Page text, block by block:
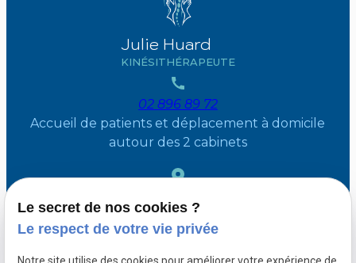
Julie Huard
KINÉSITHÉRAPEUTE
02 896 89 72
Accueil de patients et déplacement à domicile
autour des 2 cabinets
36 Avenue des mésanges
504 Chaussee de saint Job
Moyen d’accès : parking
Le secret de nos cookies ?
Le respect de votre vie privée